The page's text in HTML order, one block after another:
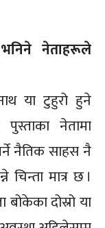
नेताहरूले
या टुहुरो हुने
पुस्ताका नेतामा
नैतिक साहस नै
मात्र छ ।
दोस्रो या